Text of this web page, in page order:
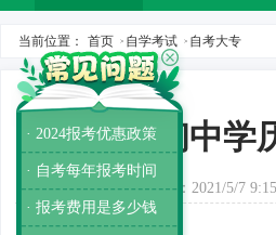
当前位置： 首页 > 自学考试 > 自考大专
初中学
发布时间：2021/5/7
· 2024报考优惠政策
· 自考每年报考时间
· 报考费用是多少钱